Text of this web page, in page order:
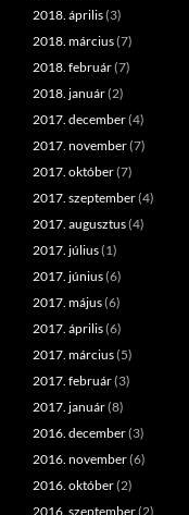
2018. április(3)
2018. március(7)
2018. február(7)
2018. január(2)
2017. december(4)
2017. november(7)
2017. október(7)
2017. szeptember(4)
2017. augusztus(4)
2017. július(1)
2017. június(6)
2017. május(6)
2017. április(6)
2017. március(5)
2017. február(3)
2017. január(8)
2016. december(3)
2016. november(6)
2016. október(2)
2016. szeptember(2)